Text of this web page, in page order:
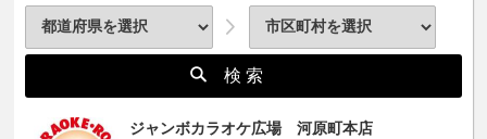
検 索
ジャンボカラオケ広場 河原町本店